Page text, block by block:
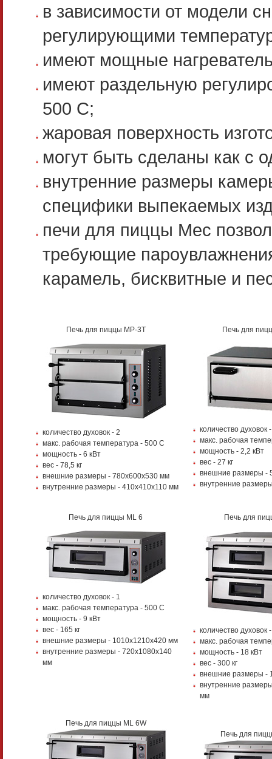
в зависимости от модели
регулирующими
имеют мощные
имеют раздельную
500 С;
жаровая поверхность
могут быть сделаны как с
внутренние размеры
специфики выпекаемых
печи для пиццы Mec
требующие
карамель, бисквитные и
Печь для пиццы MP-3T
количество духовок - 2
макс. рабочая температура - 500 С
мощность - 6 кВт
вес - 78,5 кг
внешние размеры - 780х600х530 мм
внутренние размеры - 410х410х110 мм
Печь для
количество духовок
макс. рабочая
мощность - 2,2 кВт
вес - 27 кг
внешние размеры -
внутренние
Печь для пиццы ML 6
количество духовок - 1
макс. рабочая температура - 500 С
мощность - 9 кВт
вес - 165 кг
внешние размеры - 1010х1210х420 мм
внутренние размеры - 720х1080х140
мм
Печь для
количество духовок
макс. рабочая
мощность - 18 кВт
вес - 300 кг
внешние размеры -
внутренние
мм
Печь для пиццы ML 6W
Печь для